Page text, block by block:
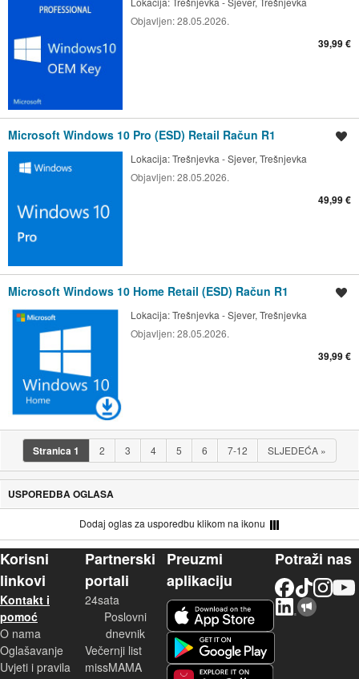
Objavljen:28.05.2026.
39,99 €
Microsoft Windows 10 Pro (ESD) Retail Račun R1
Lokacija:Trešnjevka - Sjever, Trešnjevka
Objavljen:28.05.2026.
49,99 €
Microsoft Windows 10 Home Retail (ESD) Račun R1
Lokacija:Trešnjevka - Sjever, Trešnjevka
Objavljen:28.05.2026.
39,99 €
Stranica1 2 3 4 5 6 7-12 SLJEDEĆA »
USPOREDBA OGLASA
Dodaj oglas za usporedbu klikom na ikonu
Korisni
linkovi
Kontakt i
pomoć
O nama
Oglašavanje
Uvjeti i pravila
Partnerski
portali
24sata
Poslovni
dnevnik
Večernji list
missMAMA
Preuzmi
aplikaciju
Potraži nas